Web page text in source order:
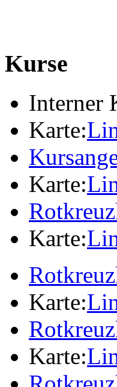
Kurse
Interner
Karte:
Karte:
Karte:
Karte:
Karte: